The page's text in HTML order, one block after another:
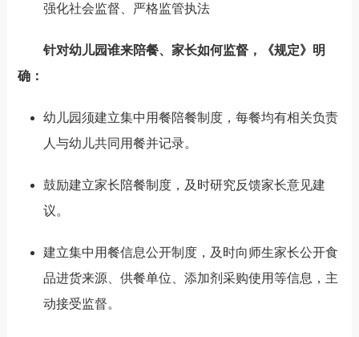
强化社会监督、严格监管执法
针对幼儿园谁来陪餐、 家长如何监督，
《规定》明
确：
幼儿园须建立集中用餐陪餐制度， 每餐均有相关负责
人与幼儿共同用餐并记录。
鼓励建立家长陪餐制度，及时研究反馈家长意见建
议。
建立集中用餐信息公开制度，及时向师生家长公开食
品进货来源、供餐单位、添加剂采购使用等信息，主
动接受监督。